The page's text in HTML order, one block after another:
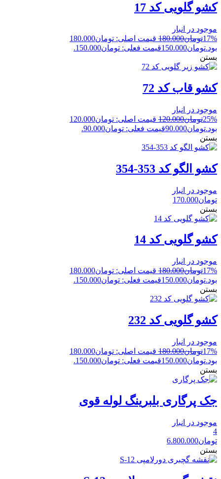
کشو گلویی کد 17
موجود در انبار
17%تومان180.000
قیمت اصلی: تومان180.000
بود.تومان150.000قیمت فعلی: تومان150.000.
بستن
کشو قاب کد 72
موجود در انبار
25%تومان120.000
قیمت اصلی: تومان120.000
بود.تومان90.000قیمت فعلی: تومان90.000.
بستن
کشو الگو کد 353-354
موجود در انبار
تومان170.000
بستن
کشو گلویی کد 14
موجود در انبار
17%تومان180.000
قیمت اصلی: تومان180.000
بود.تومان150.000قیمت فعلی: تومان150.000.
بستن
کشو گلویی کد 232
موجود در انبار
17%تومان180.000
قیمت اصلی: تومان180.000
بود.تومان150.000قیمت فعلی: تومان150.000.
بستن
جک پرگاری بلبرینگ لوله قوی
موجود در انبار
4
تومان6.800.000
بستن